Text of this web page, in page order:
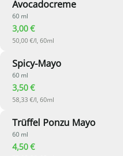
Avocadocreme
60 ml
3,00 €
50,00 €/l, 60ml
Spicy-Mayo
60 ml
3,50 €
58,33 €/l, 60ml
Trüffel Ponzu Mayo
60 ml
4,50 €